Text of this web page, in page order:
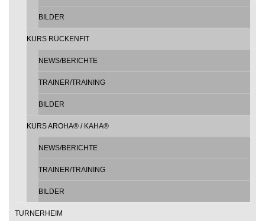
BILDER
KURS RÜCKENFIT
NEWS/BERICHTE
TRAINER/TRAINING
BILDER
KURS AROHA® / KAHA®
NEWS/BERICHTE
TRAINER/TRAINING
BILDER
TURNERHEIM